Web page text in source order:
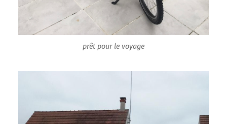
prêt pour le voyage